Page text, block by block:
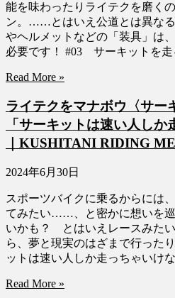
能を味わったりライテクを磨く
ン。……とはいえ公道とは異な
やヘルメットなどの「装具」は
必要です！ #03 サーキットを走
Read More »
ライテクをマナボウ〈サー
「サーキットは速い人しか
｜KUSHITANI RIDING
2024年6月30日
スポーツバイクに乗るからには
てみたい……、と密かに想いを
いかも？ とはいえレースみた
ら、夢と現実のはざまで行っ
ットは速い人しか走っちゃいけな
Read More »